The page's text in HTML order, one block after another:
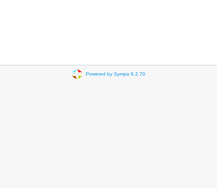
Powered by Sympa 6.2.70